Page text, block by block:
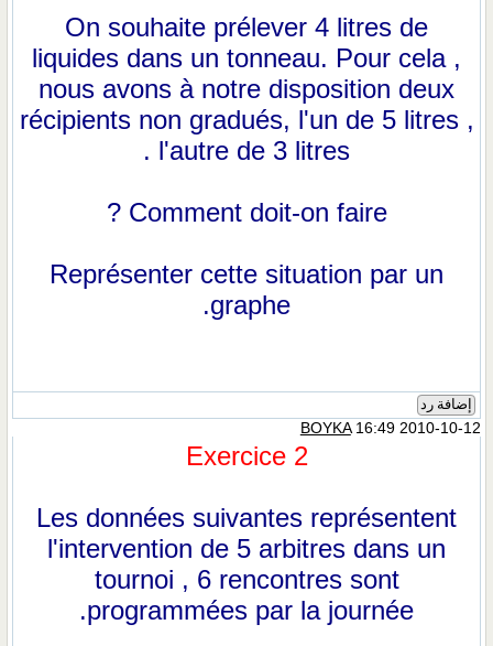
On souhaite prélever 4 litres de
liquides dans un tonneau. Pour cela ,
nous avons à notre disposition deux
récipients non gradués, l'un de 5 litres ,
l'autre de 3 litres .
Comment doit-on faire ?
Représenter cette situation par un
graphe.
إضافة رد
BOYKA16:49 2010-10-12
Exercice 2
Les données suivantes représentent
l'intervention de 5 arbitres dans un
tournoi , 6 rencontres sont
programmées par la journée.